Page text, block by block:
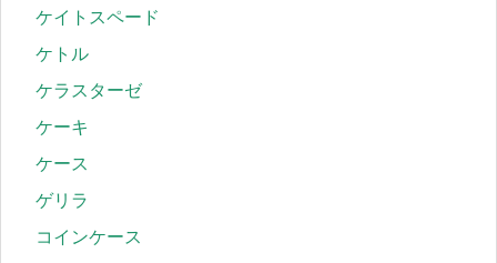
ケイトスペード
ケトル
ケラスターゼ
ケーキ
ケース
ゲリラ
コインケース